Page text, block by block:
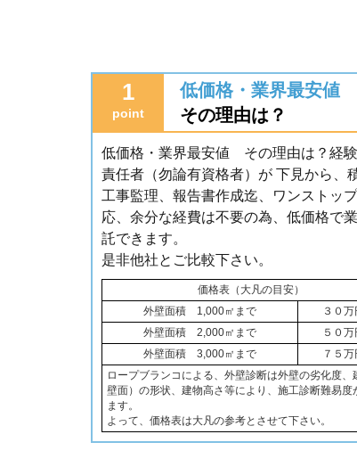
1
point
低価格・業界最安値
その理由は？
低価格・業界最安値 その理由は？経
責任者（勿論有資格者）が 下見から、
工事監理、報告書作成迄、ワンストッ
応、余分な経費は不要の為、低価格で
託できます。
是非他社とご比較下さい。
価格表（大凡の目安）
外壁面積 1,000㎡まで
３０万
外壁面積 2,000㎡まで
５０万
外壁面積 3,000㎡まで
７５万
ロープブランコによる、外壁診断は外壁の劣化度、
壁面）の形状、建物高さ等により、施工診断難易度
ます。
よって、価格表は大凡の参考とさせて下さい。